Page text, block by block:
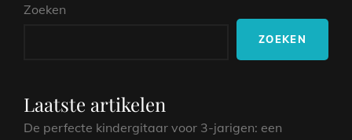
Zoeken
ZOEKEN
Laatste artikelen
De perfecte kindergitaar voor 3-jarigen: een